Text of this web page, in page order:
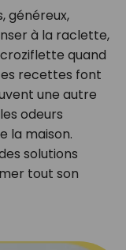
généreux,
à la raclette,
quand
recettes font
une autre
odeurs
la maison.
solutions
tout son